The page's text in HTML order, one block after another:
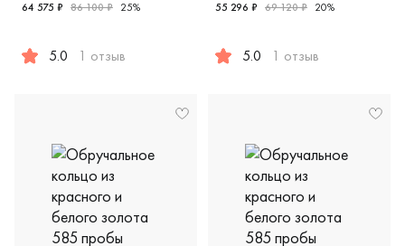
64 575 ₽ 86 100 ₽ 25%
5.0 1 отзыв
55 296 ₽ 69 120 ₽ 20%
5.0 1 отзыв